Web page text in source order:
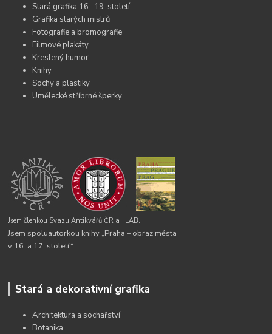
Stará grafika 16.–19. století
Grafika starých mistrů
Fotografie a bromografie
Filmové plakáty
Kreslený humor
Knihy
Sochy a plastiky
Umělecké stříbrné šperky
Jsem členkou Svazu Antikvářů ČR a ILAB.
Jsem spoluautorkou knihy „Praha – obraz města
v 16. a 17. století.“
Stará a dekorativní grafika
Architektura a sochařství
Botanika